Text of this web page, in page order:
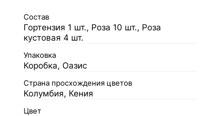
Состав
Гортензия 1 шт., Роза 10 шт., Роза
кустовая 4 шт.
Упаковка
Коробка, Оазис
Страна просхождения цветов
Колумбия, Кения
Цвет